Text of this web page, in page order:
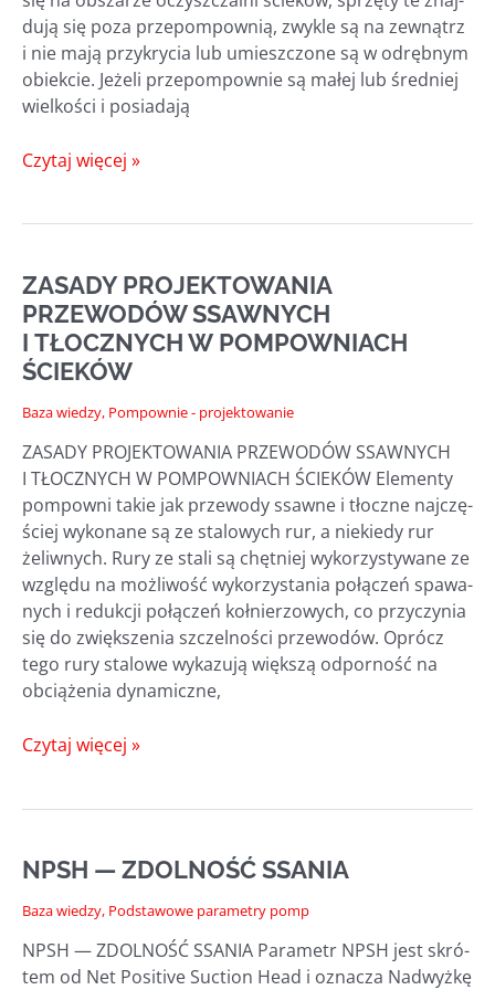
du­ją się poza prze­pom­pow­nią, zwy­kle są na zewnątrz
i nie mają przy­kry­cia lub umiesz­czo­ne są w odręb­nym
obiek­cie. Jeże­li prze­pom­pow­nie są małej lub śred­niej
wiel­ko­ści i posiadają
POMPOWNIE
PRZYKŁADOWE
ROZWIĄZANIA
TECHNOLOGICZNE
Czytaj więcej »
ZASADY PROJEKTOWANIA
PRZEWODÓW SSAWNYCH
I TŁOCZNYCH W POMPOWNIACH
ŚCIEKÓW
Baza wiedzy, Pompownie - projektowanie
ZASADY PROJEKTOWANIA PRZEWODÓW SSAWNYCH
I TŁOCZNYCH W POMPOWNIACH ŚCIEKÓW Ele­men­ty
pom­pow­ni takie jak prze­wo­dy ssaw­ne i tłocz­ne naj­czę­
ściej wyko­na­ne są ze sta­lo­wych rur, a nie­kie­dy rur
żeliw­nych. Rury ze sta­li są chęt­niej wyko­rzy­sty­wa­ne ze
wzglę­du na moż­li­wość wyko­rzy­sta­nia połą­czeń spa­wa­
nych i reduk­cji połą­czeń koł­nie­rzo­wych, co przy­czy­nia
się do zwięk­sze­nia szczel­no­ści prze­wo­dów. Oprócz
tego rury sta­lo­we wyka­zu­ją więk­szą odpor­ność na
obcią­że­nia dynamiczne,
ZASADY
W POMPOWNIACH
ŚCIEKÓW
Czytaj więcej »
NPSH — ZDOLNOŚĆ SSANIA
Baza wiedzy, Podstawowe parametry pomp
NPSH — ZDOLNOŚĆ SSANIA Para­metr NPSH jest skró­
tem od Net Posi­ti­ve Suc­tion Head i ozna­cza Nad­wyż­kę